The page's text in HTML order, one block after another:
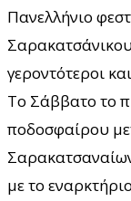
Πανελλήνιο
γεροντότεροι
Το Σάββατο το
ποδοσφαίρου
με το